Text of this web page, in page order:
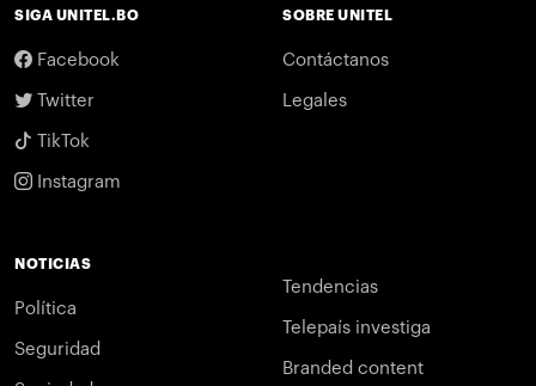
SIGA UNITEL.BO
Facebook
Twitter
TikTok
Instagram
SOBRE UNITEL
Contáctanos
Legales
NOTICIAS
Política
Seguridad
Tendencias
Telepaís investiga
Branded content